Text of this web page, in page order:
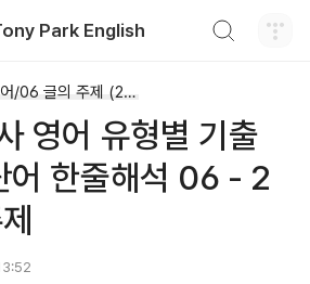
Park English
유형별 수능 모의고사 영어/06 글의 주제 (23번)
영어 유형별 기출
어 한줄해석 06 - 2